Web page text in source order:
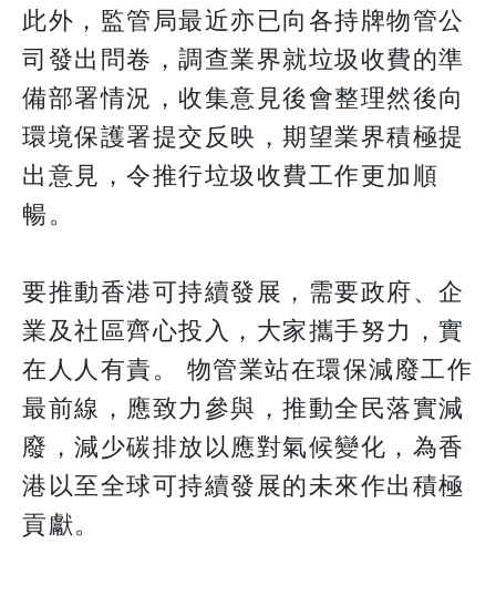
此外，監管局最近亦已向各持牌物管公
司發出問卷，調查業界就垃圾收費的準
備部署情況，收集意見後會整理然後向
環境保護署提交反映，期望業界積極提
出意見，令推行垃圾收費工作更加順
暢。
要推動香港可持續發展，需要政府、企
業及社區齊心投入，大家攜手努力，實
在人人有責。 物管業站在環保減廢工作
最前線，應致力參與，推動全民落實減
廢，減少碳排放以應對氣候變化，為香
港以至全球可持續發展的未來作出積極
貢獻。